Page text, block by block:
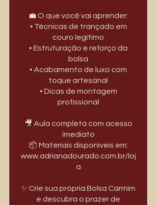
💼 O que você vai aprender:
• Técnicas de trançado em
couro legítimo
• Estruturação e reforço da
bolsa
• Acabamento de luxo com
toque artesanal
• Dicas de montagem
profissional
🎥 Aula completa com acesso
imediato
📦 Materiais disponíveis em:
www.adrianadourado.com.br/loj
a
✨ Crie sua própria Bolsa Carmim
e descubra o prazer de